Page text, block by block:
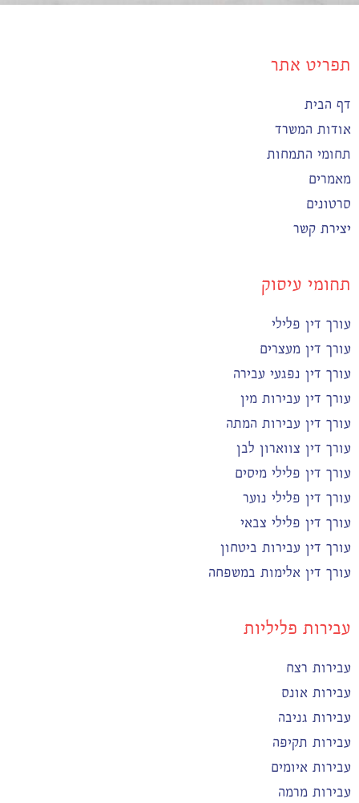
תפריט אתר
דף הבית
אודות המשרד
תחומי התמחות
מאמרים
סרטונים
יצירת קשר
תחומי עיסוק
עורך דין פלילי
עורך דין מעצרים
עורך דין נפגעי עבירה
עורך דין עבירות מין
עורך דין עבירות המתה
עורך דין צווארון לבן
עורך דין פלילי מיסים
עורך דין פלילי נוער
עורך דין פלילי צבאי
עורך דין עבירות ביטחון
עורך דין אלימות במשפחה
עבירות פליליות
עבירות רצח
עבירות אונס
עבירות גניבה
עבירות תקיפה
עבירות איומים
עבירות מרמה